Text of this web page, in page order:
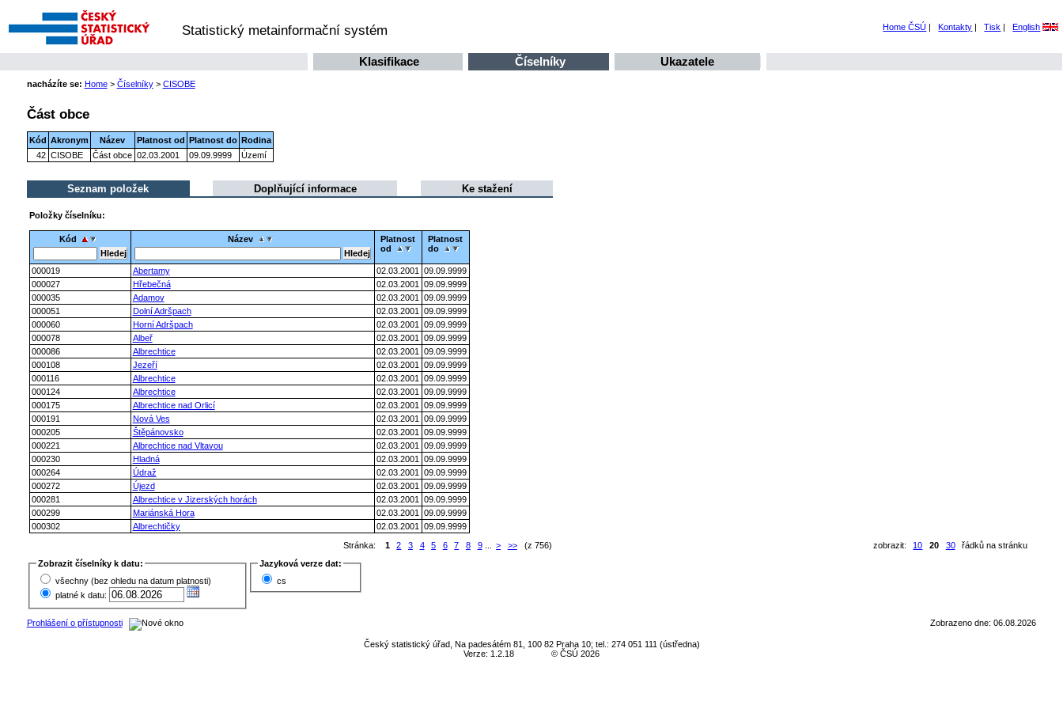
Statistický metainformační systém Home ČSÚ | Kontakty | Tisk | English
Klasifikace Číselníky Ukazatele
nacházíte se: Home> Číselníky> CISOBE
Část obce
Kód Akronym Název Platnost od Platnost do Rodina
42 CISOBE Část obce 02.03.2001 09.09.9999 Území
Seznam položek Doplňující informace Ke stažení
Položky číselníku:
Kód Název
Platnost
od
Platnost
do
000019 Abertamy 02.03.2001
09.09.9999
000027
Hřebečná 02.03.2001
09.09.9999
000035
Adamov 02.03.2001
09.09.9999
000051
Dolní Adršpach 02.03.2001
09.09.9999
000060
Horní Adršpach 02.03.2001
09.09.9999
000078
Albeř 02.03.2001
09.09.9999
000086
Albrechtice 02.03.2001
09.09.9999
000108
Jezeří 02.03.2001
09.09.9999
000116
Albrechtice 02.03.2001
09.09.9999
000124
Albrechtice 02.03.2001
09.09.9999
000175
Albrechtice nad Orlicí 02.03.2001
09.09.9999
000191
Nová Ves 02.03.2001
09.09.9999
000205
Štěpánovsko 02.03.2001
09.09.9999
000221
Albrechtice nad Vltavou 02.03.2001
09.09.9999
000230
Hladná 02.03.2001
09.09.9999
000264
Údraž 02.03.2001
09.09.9999
000272
Újezd 02.03.2001
09.09.9999
000281
Albrechtice v Jizerských horách 02.03.2001
09.09.9999
000299
Mariánská Hora 02.03.2001
09.09.9999
000302
Albrechtičky 02.03.2001
09.09.9999
zobrazit:
10 20 30 řádků na stránku
Stránka: 1 2 3 4 5 6 7 8 9... > >>(z 756)
Zobrazit číselníky k datu:
všechny (bez ohledu na datum platnosti)
platné k datu:
Jazyková verze dat:
cs
Prohlášení o přístupnosti Zobrazeno dne: 06.08.2026
Český statistický úřad, Na padesátém 81, 100 82 Praha 10; tel.: 274 051 111 (ústředna)
Verze: 1.2.18
© ČSÚ 2026